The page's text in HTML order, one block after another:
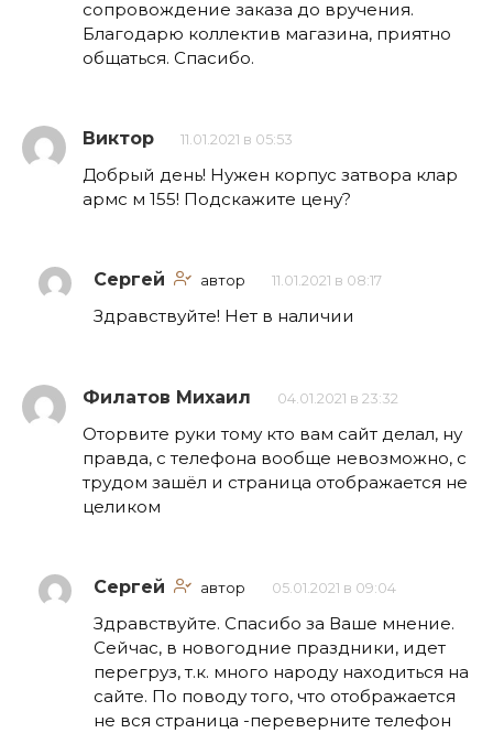
сопровождение заказа до вручения.
Благодарю коллектив магазина, приятно
общаться. Спасибо.
Виктор 11.01.2021 в 05:53
Добрый день! Нужен корпус затвора клар
армс м 155! Подскажите цену?
Сергей автор 11.01.2021 в 08:17
Здравствуйте! Нет в наличии
Филатов Михаил 04.01.2021 в 23:32
Оторвите руки тому кто вам сайт делал, ну
правда, с телефона вообще невозможно, с
трудом зашёл и страница отображается не
целиком
Сергей автор 05.01.2021 в 09:04
Здравствуйте. Спасибо за Ваше мнение.
Сейчас, в новогодние праздники, идет
перегруз, т.к. много народу находиться на
сайте. По поводу того, что отображается
не вся страница -переверните телефон